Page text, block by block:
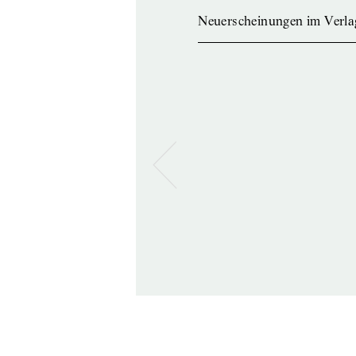
Neuerscheinungen im